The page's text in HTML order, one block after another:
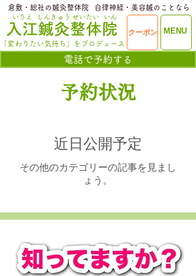
ME
​入江鍼灸整体院
いりえ
MENU
クーポン
電話で予約する
せいたい
しんきゅう いん
「変わりたい気持ち」をプロデュース
​倉敷・総社の鍼灸整体院 ​自律神経・美容鍼のことなら
予約状況
近日公開予定
その他のカテゴリーの記事を見まし
ょう。